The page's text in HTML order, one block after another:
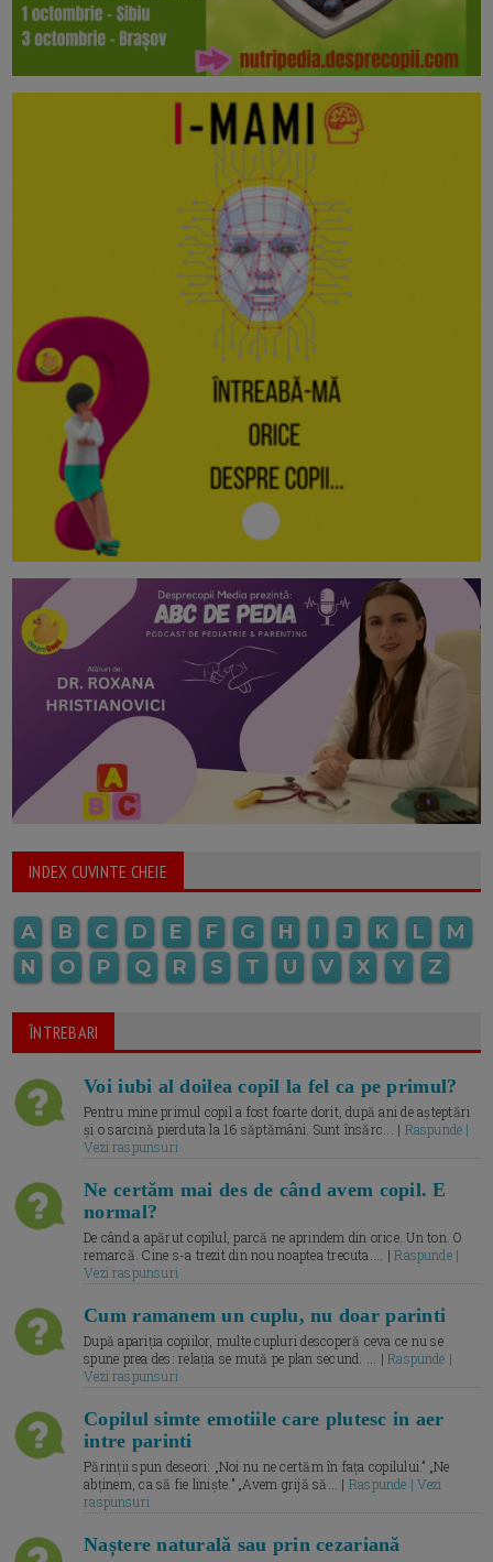
INDEX CUVINTE CHEIE
A B C D E F G H I J K L
M
N
O P Q R S T U V X Y Z
ÎNTREBARI
Voi iubi al doilea copil la fel ca pe primul?
Pentru mine primul copil a fost foarte dorit, după ani de așteptări
și o sarcină pierduta la 16 săptămâni. Sunt însărc... | Raspunde |
Vezi raspunsuri
Ne certăm mai des de când avem copil. E
normal?
De când a apărut copilul, parcă ne aprindem din orice. Un ton. O
remarcă. Cine s-a trezit din nou noaptea trecuta.... |Raspunde |
Vezi raspunsuri
Cum ramanem un cuplu, nu doar parinti
După apariția copiilor, multe cupluri descoperă ceva ce nu se
spune prea des: relația se mută pe plan secund. ... |Raspunde |
Vezi raspunsuri
Copilul simte emotiile care plutesc in aer
intre parinti
Părinții spun deseori: „Noi nu ne certăm în fața copilului.” „Ne
abținem, ca să fie liniște.” „Avem grijă să... | Raspunde | Vezi
raspunsuri
Naștere naturală sau prin cezariană